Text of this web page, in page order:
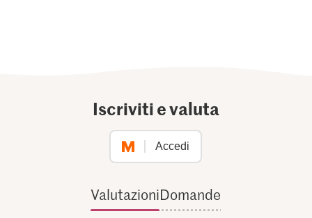
Iscriviti e valuta
Accedi
ValutazioniDomande